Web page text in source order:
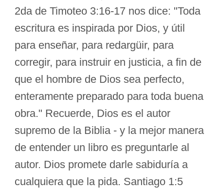
2da de Timoteo 3:16-17 nos dice: "Toda
escritura es inspirada por Dios, y útil
para enseñar, para redargüir, para
corregir, para instruir en justicia, a fin de
que el hombre de Dios sea perfecto,
enteramente preparado para toda buena
obra." Recuerde, Dios es el autor
supremo de la Biblia - y la mejor manera
de entender un libro es preguntarle al
autor. Dios promete darle sabiduría a
cualquiera que la pida. Santiago 1:5